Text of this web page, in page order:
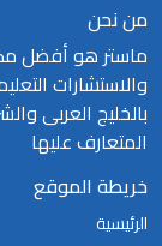
من نحن
ماستر هو أفضل
والاستشارات
بالخليج العربى
المتعارف عليها
خريطة الموقع
الرئيسية